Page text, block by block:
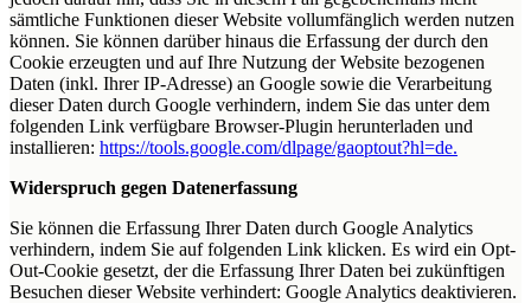
sämtliche Funktionen dieser Website vollumfänglich werden nutzen
können. Sie können darüber hinaus die Erfassung der durch den
Cookie erzeugten und auf Ihre Nutzung der Website bezogenen
Daten (inkl. Ihrer IP-Adresse) an Google sowie die Verarbeitung
dieser Daten durch Google verhindern, indem Sie das unter dem
folgenden Link verfügbare Browser-Plugin herunterladen und
installieren: https://tools.google.com/dlpage/gaoptout?hl=de.
Widerspruch gegen Datenerfassung
Sie können die Erfassung Ihrer Daten durch Google Analytics
verhindern, indem Sie auf folgenden Link klicken. Es wird ein Opt-
Out-Cookie gesetzt, der die Erfassung Ihrer Daten bei zukünftigen
Besuchen dieser Website verhindert: Google Analytics deaktivieren.